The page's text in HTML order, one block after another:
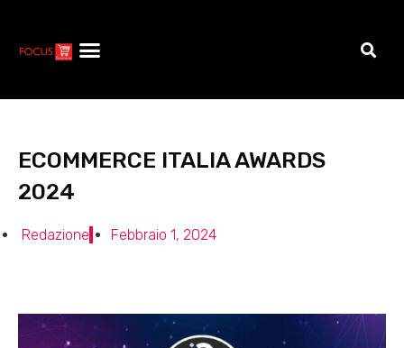
ECOMMERCE ITALIA AWARDS
2024
Redazione Febbraio 1, 2024